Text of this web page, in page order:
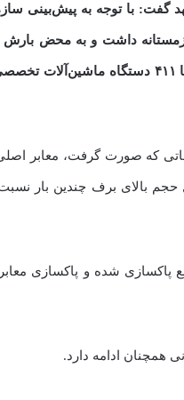
با توجه به پیش‌بینی
نمک‌پاش، ۲۰۵ بیل برف‌روب کامیونی و ۱۸۱ خودروی پشتیبانی جمعا
که صورت گرفت، معابر
حجم بالای برف چندین بار
اصلی شهر، به متراژ ۱۵ میلیون مترمربع پاکسازی شده و
همچنان ادامه دارد.